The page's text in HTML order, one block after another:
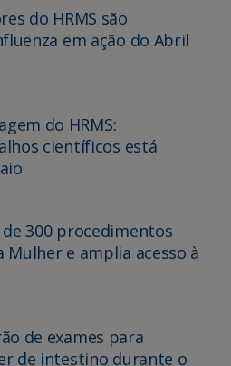
do HRMS são
em ação do Abril
do HRMS:
científicos está
de 300 procedimentos
e amplia acesso à
de exames para
de intestino durante o